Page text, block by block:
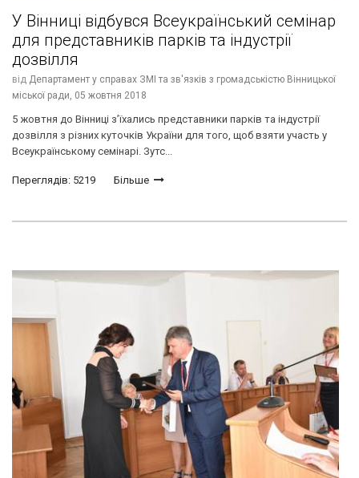
У Вінниці відбувся Всеукраїнський семінар
для представників парків та індустрії
дозвілля
від Департамент у справах ЗМІ та зв'язків з громадськістю Вінницької
міської ради, 05 жовтня 2018
5 жовтня до Вінниці з’їхались представники парків та індустрії
дозвілля з різних куточків України для того, щоб взяти участь у
Всеукраїнському семінарі. Зутс...
Переглядів: 5219 Більше